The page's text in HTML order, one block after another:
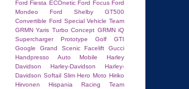
Ford Fiesta ECOnetic Ford Focus Ford
Mondeo
Ford Shelby GT500
Convertible Ford Special Vehicle Team
GRMN Yaris Turbo Concept GRMN iQ
Supercharger Prototype
Golf GTI
Google
Grand Scenic Facelift
Gucci
Handpresso Auto Mobile
Harley
Davidson
Harley-Davidson
Harley-
Davidson Softail Slim Hero Moto Hiriko
Hirvonen
Hispania Racing Team